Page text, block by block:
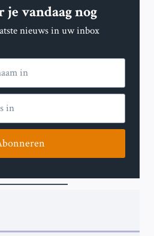
je vandaag nog
nieuws in uw inbox